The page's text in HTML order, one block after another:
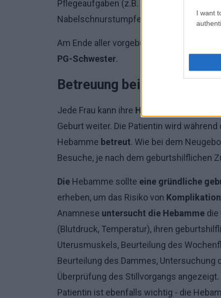
I want
Pflegeaufgaben (z.B. dem ersten Bad),
Nabelschnurstumpfes) oder bei Zweifeln.
Am Ende aller vorgeburtlichen
PG-Schwester.
Betreuung bei der Geburt
Jede Frau kann ihre Hebamme
Geburt weiter. Die Patientin wird
Hebamme betreut. Wie bei dem
Besuche, je nach dem geburtshilflichen
Die Hebamme sollte eine gründliche
erheben, um das Risiko von
Anamnese untersucht die Hebamme die
(Blutdruck, Temperatur), ihren
Uterusmuskels, Beurteilung des
Beurteilung des Dammes, Untersuchung
Überprüfung des Stillvorgangs
Patientin ist ebenfalls wichtig - die